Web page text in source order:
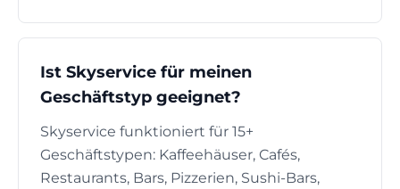
Ist Skyservice für meinen
Geschäftstyp geeignet?
Skyservice funktioniert für 15+
Geschäftstypen: Kaffeehäuser, Cafés,
Restaurants, Bars, Pizzerien, Sushi-Bars,